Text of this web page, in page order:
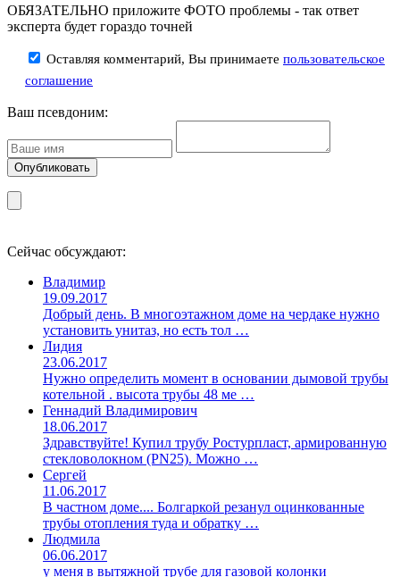
ОБЯЗАТЕЛЬНО приложите ФОТО проблемы - так ответ
эксперта будет гораздо точней
Оставляя комментарий, Вы принимаете пользовательское
соглашение
Ваш псевдоним:
Сейчас обсуждают:
Владимир
19.09.2017
Добрый день. В многоэтажном доме на чердаке нужно
установить унитаз, но есть тол …
Лидия
23.06.2017
Нужно определить момент в основании дымовой трубы
котельной . высота трубы 48 ме …
Геннадий Владимирович
18.06.2017
Здравствуйте! Купил трубу Ростурпласт, армированную
стекловолокном (PN25). Можно …
Сергей
11.06.2017
В частном доме.... Болгаркой резанул оцинкованные
трубы отопления туда и обратку …
Людмила
06.06.2017
у меня в вытяжной трубе для газовой колонки